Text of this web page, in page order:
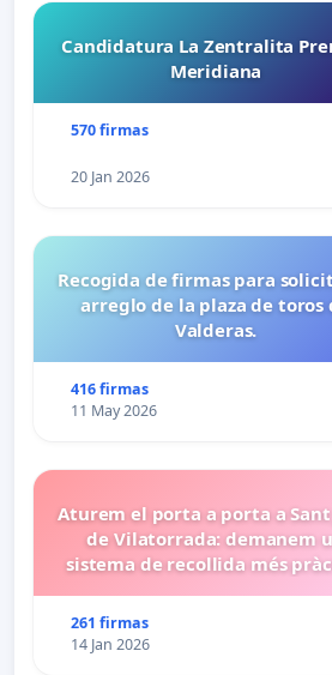
Candidatura La Zentralita
Meridiana
570 firmas
20 Jan 2026
Recogida de firmas para
arreglo de la plaza de toros
Valderas.
416 firmas
11 May 2026
Aturem el porta a porta a Sant
de Vilatorrada: demanem
sistema de recollida més
261 firmas
14 Jan 2026